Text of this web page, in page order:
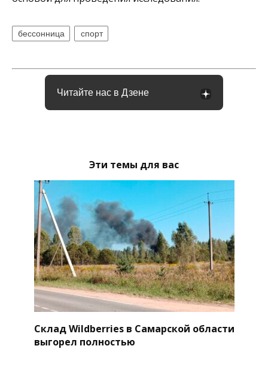
бессонница спорт
Читайте нас в Дзене
Эти темы для вас
Склад Wildberries в Самарской области
выгорел полностью